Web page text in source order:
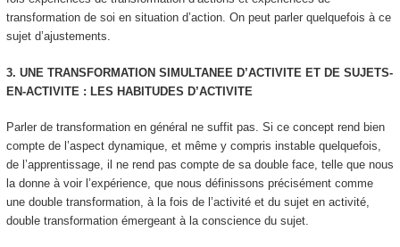
transformation de soi en situation d’action. On peut parler quelquefois à ce
sujet d’ajustements.
3. UNE TRANSFORMATION SIMULTANEE D’ACTIVITE ET DE SUJETS-
EN-ACTIVITE : LES HABITUDES D’ACTIVITE
Parler de transformation en général ne suffit pas. Si ce concept rend bien
compte de l’aspect dynamique, et même y compris instable quelquefois,
de l’apprentissage, il ne rend pas compte de sa double face, telle que nous
la donne à voir l’expérience, que nous définissons précisément comme
une double transformation, à la fois de l’activité et du sujet en activité,
double transformation émergeant à la conscience du sujet.